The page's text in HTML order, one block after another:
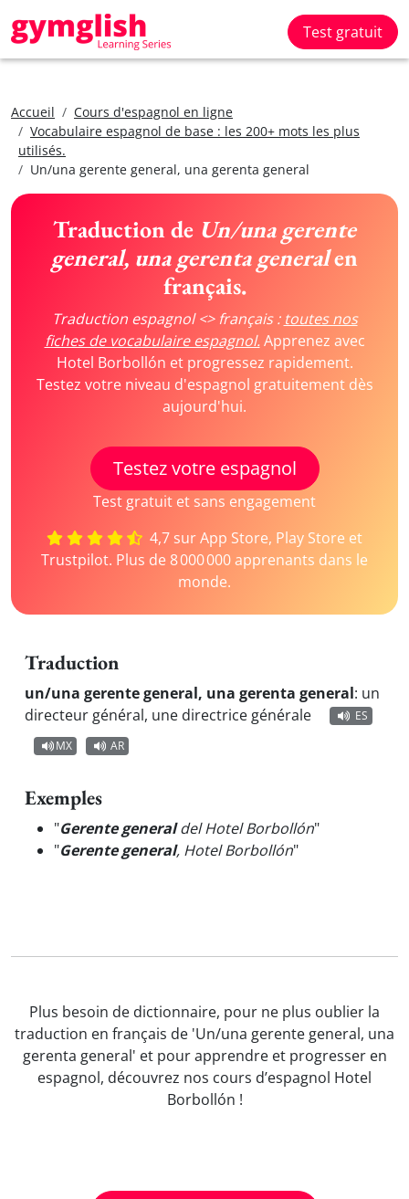
Test gratuit
Accueil
Cours d'espagnol en ligne
Vocabulaire espagnol de base : les 200+ mots les plus
utilisés.
Un/una gerente general, una gerenta general
Traduction de Un/una gerente
general, una gerenta generalen
français.
Traduction espagnol <> français : toutes nos
fiches de vocabulaire espagnol.Apprenez avec
Hotel Borbollón et progressez rapidement.
Testez votre niveau d'espagnol gratuitement dès
aujourd'hui.
Testez votre espagnol
Test gratuit et sans engagement
4,7 sur App Store, Play Store et
Trustpilot. Plus de 8 000 000 apprenants dans le
monde.
Traduction
un/una gerente general, una gerenta general: un
directeur général, une directrice générale
ES
MX
AR
Exemples
"Gerente generaldel Hotel Borbollón"
"Gerente general, Hotel Borbollón"
Plus besoin de dictionnaire, pour ne plus oublier la
traduction en français de 'Un/una gerente general, una
gerenta general' et pour apprendre et progresser en
espagnol, découvrez nos cours d’espagnol Hotel
Borbollón !